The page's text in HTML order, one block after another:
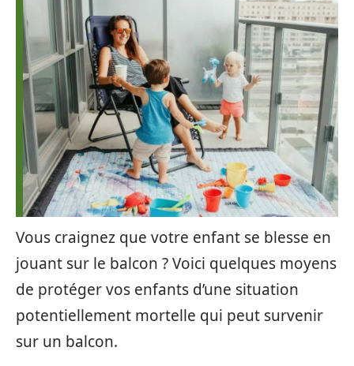
Vous craignez que votre enfant se blesse en
jouant sur le balcon ? Voici quelques moyens
de protéger vos enfants d’une situation
potentiellement mortelle qui peut survenir
sur un balcon.